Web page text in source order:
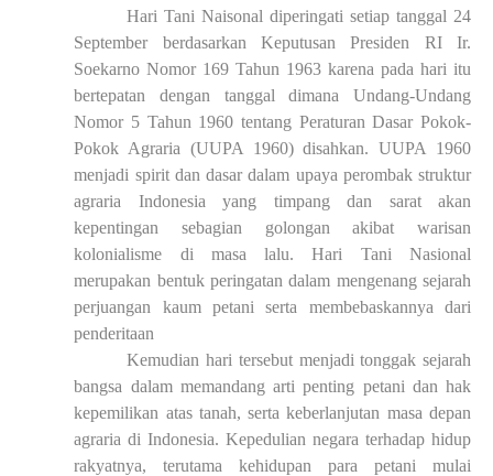
Hari Tani Naisonal diperingati setiap tanggal 24
September berdasarkan Keputusan Presiden RI Ir.
Soekarno Nomor 169 Tahun 1963 karena pada hari itu
bertepatan dengan tanggal dimana Undang-Undang
Nomor 5 Tahun 1960 tentang Peraturan Dasar Pokok-
Pokok Agraria (UUPA 1960) disahkan. UUPA 1960
menjadi spirit dan dasar dalam upaya perombak struktur
agraria Indonesia yang timpang dan sarat akan
kepentingan sebagian golongan akibat warisan
kolonialisme di masa lalu. Hari Tani Nasional
merupakan bentuk peringatan dalam mengenang sejarah
perjuangan kaum petani serta membebaskannya dari
penderitaan
Kemudian hari tersebut menjadi tonggak sejarah
bangsa dalam memandang arti penting petani dan hak
kepemilikan atas tanah, serta keberlanjutan masa depan
agraria di Indonesia. Kepedulian negara terhadap hidup
rakyatnya, terutama kehidupan para petani mulai